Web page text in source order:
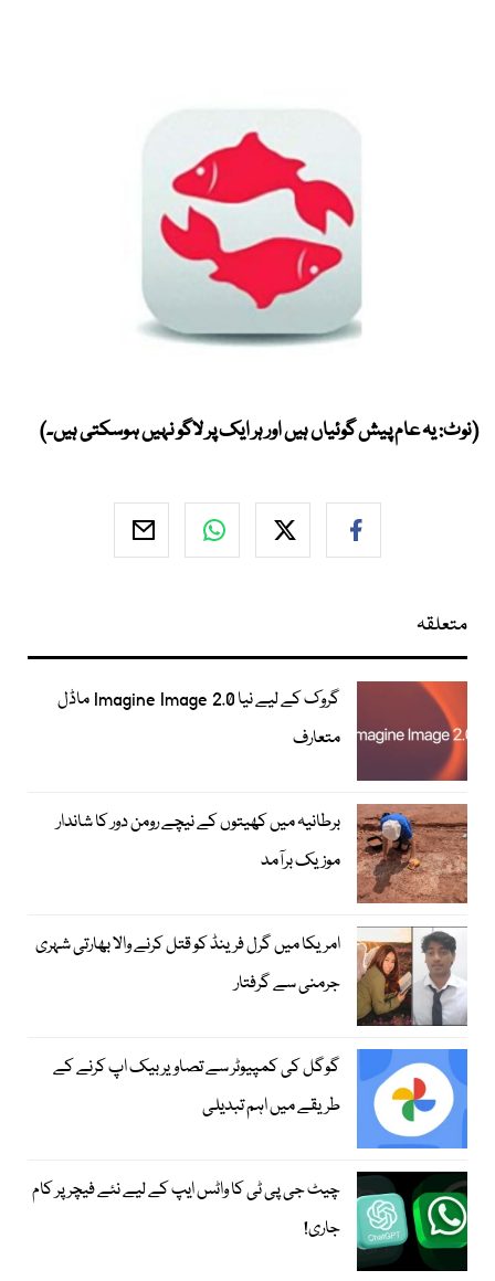
(نوٹ: یہ عام پیش گوئیاں ہیں اور ہر ایک پر لاگو نہیں ہوسکتی ہیں۔)
متعلقہ
گروک کے لیے نیا Imagine Image 2.0 ماڈل
متعارف
برطانیہ میں کھیتوں کے نیچے رومن دور کا شاندار
موزیک برآمد
امریکا میں گرل فرینڈ کو قتل کرنے والا بھارتی شہری
جرمنی سے گرفتار
گوگل کی کمپیوٹر سے تصاویر بیک اپ کرنے کے
طریقے میں اہم تبدیلی
چیٹ جی پی ٹی کا واٹس ایپ کے لیے نئے فیچر پر کام
جاری!